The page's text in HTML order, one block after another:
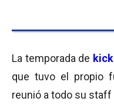
La temporada de
que tuvo el propio
reunió a todo su staff